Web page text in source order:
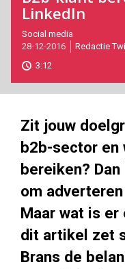
LinkedIn
2016-
12-
28T15:55:00
2017-
05-
Social media
28-12-2016
Redactie
3:12
Zit jouw
b2b-sector en
bereiken?
om
Maar wat is
dit artikel zet
Brans de